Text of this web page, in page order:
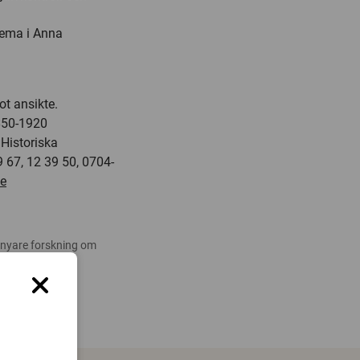
i Anna
ansikte.
1920
12 39 50, 0704-
forskning om